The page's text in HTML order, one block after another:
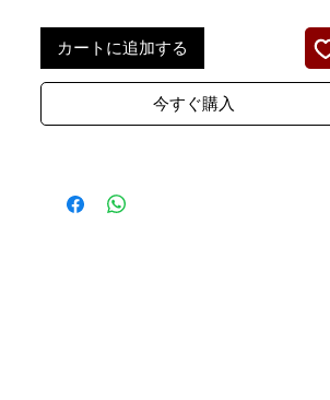
カートに追加する
今すぐ購入